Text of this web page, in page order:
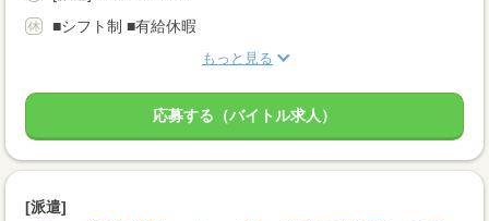
■シフト制 ■有給休暇
もっと見る
応募する（バイトル求人）
[派遣]